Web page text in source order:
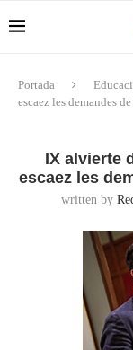
Portada
escaez les demandes
IX alvierte
escaez les
written by